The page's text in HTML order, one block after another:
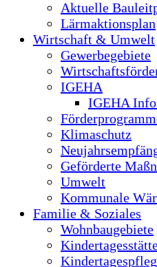
Aktuelle
Lärmaktionsplan
Wirtschaft & Umwelt
Gewerbegebiete
IGEHA
IGEHA
Klimaschutz
Geförderte
Umwelt
Kommunale
Familie & Soziales
Wohnbaugebiete